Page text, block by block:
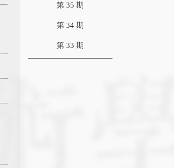
第 35 期
第 34 期
第 33 期